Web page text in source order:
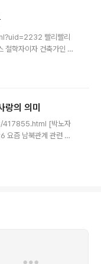
빨리빨리
철학자이자 건축가인 폴
, 전쟁, 기술이라는 3대
깊은 관심을 갖게 되었
서 나왔지요"라고 말한
의 의미
417855.html [박노자
요즘 남북관계 관련 소
북한의 남한 부동산
최빈국인 북한의 사정
‘핵문..